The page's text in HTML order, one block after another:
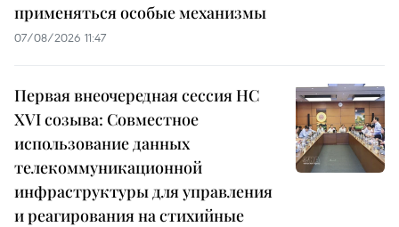
применяться особые механизмы
07/08/2026 11:47
Первая внеочередная сессия НС
XVI созыва: Совместное
использование данных
телекоммуникационной
инфраструктуры для управления
и реагирования на стихийные